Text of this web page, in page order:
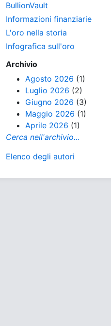
BullionVault
Informazioni finanziarie
L'oro nella storia
Infografica sull'oro
Archivio
Agosto 2026 (1)
Luglio 2026 (2)
Giugno 2026 (3)
Maggio 2026 (1)
Aprile 2026 (1)
Cerca nell'archivio...
Elenco degli autori